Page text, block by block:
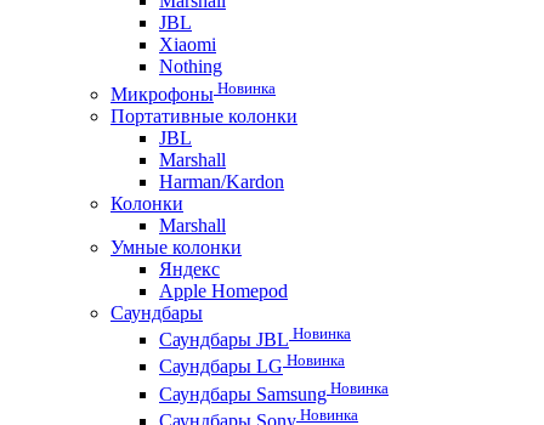
JBL
Xiaomi
Nothing
Микрофоны Новинка
Портативные колонки
JBL
Marshall
Harman/Kardon
Колонки
Marshall
Умные колонки
Яндекс
Apple Homepod
Саундбары
Саундбары JBL Новинка
Саундбары LG Новинка
Саундбары Samsung Новинка
Новинка